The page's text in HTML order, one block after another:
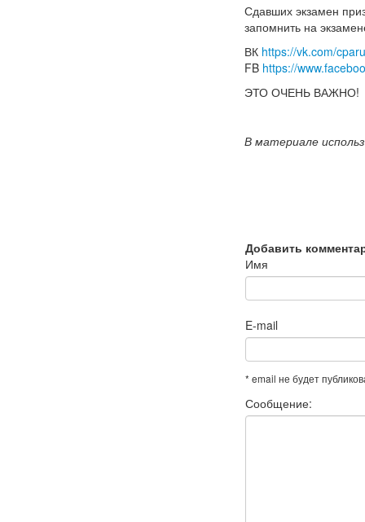
Сдавших экзамен
запомнить на
ВК https://vk.com/
FB https://
ЭТО ОЧЕНЬ ВАЖНО!
В материале
Добавить
Имя
E-mail
* email не будет
Сообщение: